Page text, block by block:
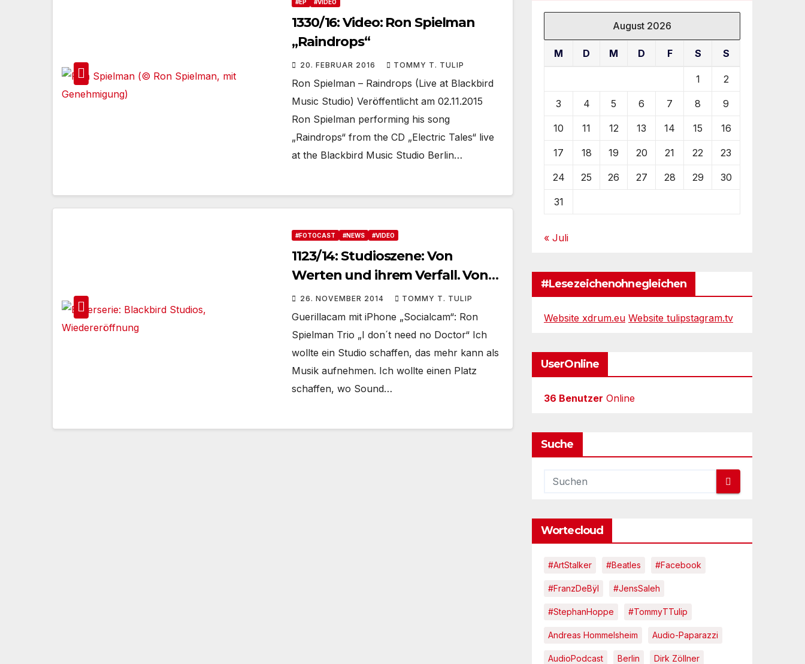
#EP #VIDEO
1330/16: Video: Ron Spielman
„Raindrops“
20. FEBRUAR 2016 TOMMY T. TULIP
Ron Spielman – Raindrops (Live at Blackbird
Music Studio) Veröffentlicht am 02.11.2015
Ron Spielman performing his song
„Raindrops“ from the CD „Electric Tales“ live
at the Blackbird Music Studio Berlin…
#FOTOCAST #NEWS #VIDEO
1123/14: Studioszene: Von
Werten und ihrem Verfall. Von
dem, was bleibt. Blackbird Music
Studio am Salzufer eröffnet
#wieder
26. NOVEMBER 2014 TOMMY T. TULIP
Guerillacam mit iPhone „Socialcam“: Ron
Spielman Trio „I don´t need no Doctor“ Ich
wollte ein Studio schaffen, das mehr kann als
Musik aufnehmen. Ich wollte einen Platz
schaffen, wo Sound…
August 2026
M D M D F S S
1 2
3 4 5 6 7 8 9
10 11 12 13 14 15 16
17 18 19 20 21 22 23
24 25 26 27 28 29 30
31
« Juli
#Lesezeichenohnegleichen
Website xdrum.eu Website tulipstagram.tv
UserOnline
36 Benutzer Online
Suche
Wortecloud
#ArtStalker #Beatles #Facebook
#FranzDeBÿl #JensSaleh
#StephanHoppe #TommyTTulip
Andreas Hommelsheim Audio-Paparazzi
AudioPodcast Berlin Dirk Zöllner